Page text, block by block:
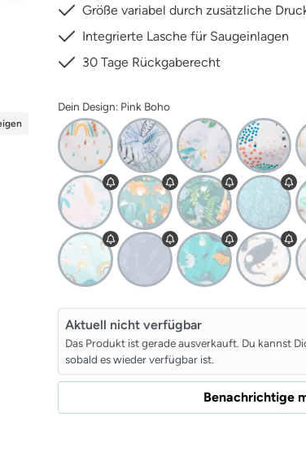
Größe variabel durch zusätzliche
Integrierte Lasche für Saugeinlagen
30 Tage Rückgaberecht
Dein Design: Pink Boho
Aktuell nicht verfügbar
Das Produkt ist gerade ausverkauft. Du kannst
sobald es wieder verfügbar ist.
Benachrichtige